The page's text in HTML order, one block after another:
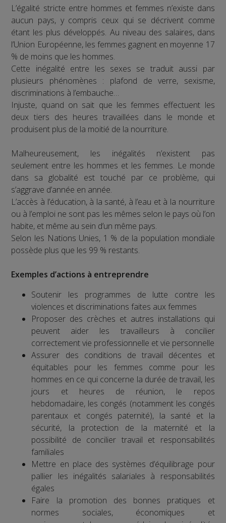
L’égalité stricte entre hommes et femmes n’existe dans
aucun pays, y compris ceux qui se décrivent comme
étant les plus développés. Au niveau des salaires, dans
l’Union Européenne, les femmes gagnent en moyenne 17
% de moins que les hommes.
Cette inégalité entre les sexes se traduit aussi par
plusieurs phénomènes : plafond de verre, sexisme,
discriminations à l’embauche…
Injuste, quand on sait que les femmes effectuent les
deux tiers des heures travaillées dans le monde et
produisent plus de la moitié de la nourriture.
Malheureusement, les inégalités n’existent pas
seulement entre les hommes et les femmes. Le monde
dans sa globalité est touché par ce problème, qui
s’aggrave d’année en année.
L’accès à l’éducation, à la santé, à l’eau et à la nourriture
ou à l’emploi ne sont pas les mêmes selon le pays où l’on
habite, et même au sein d’un même pays.
Selon les Nations Unies, 1 % de la population mondiale
possède plus que les 99 % restants.
Exemples d’actions à entreprendre
Soutenir les programmes de lutte contre les
violences et discriminations faites aux femmes
Proposer des crèches et autres installations qui
peuvent aider les travailleurs à concilier
correctement vie professionnelle et vie personnelle
Assurer des conditions de travail décentes et
équitables pour les femmes comme pour les
hommes en ce qui concerne la durée de travail, les
jours et heures de réunion, le repos
hebdomadaire, les congés (notamment les congés
parentaux et congés paternité), la santé et la
sécurité, la protection de la maternité et la
possibilité de concilier travail et responsabilités
familiales
Mettre en place des systèmes d’équilibrage pour
pallier les inégalités salariales à responsabilités
égales
Faire la promotion des bonnes pratiques et
normes sociales, économiques et